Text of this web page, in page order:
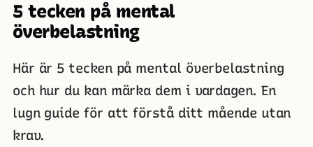
5 tecken på mental
överbelastning
Här är 5 tecken på mental överbelastning
och hur du kan märka dem i vardagen. En
lugn guide för att förstå ditt mående utan
krav.